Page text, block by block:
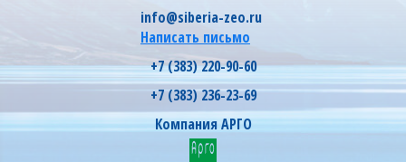
info@siberia-zeo.ru
Написать письмо
+7 (383) 220-90-60
+7 (383) 236-23-69
Компания АРГО